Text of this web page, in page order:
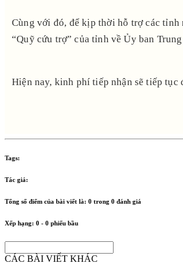
Cùng với đó, để kịp thời hỗ trợ các tỉnh
“Quỹ cứu trợ” của tỉnh về Ủy ban
Hiện nay, kinh phí tiếp nhận sẽ tiếp
Tags:
Tác giả:
Tổng số điểm của bài viết là: 0 trong 0 đánh giá
Xếp hạng: 0 - 0 phiếu bầu
CÁC BÀI VIẾT KHÁC